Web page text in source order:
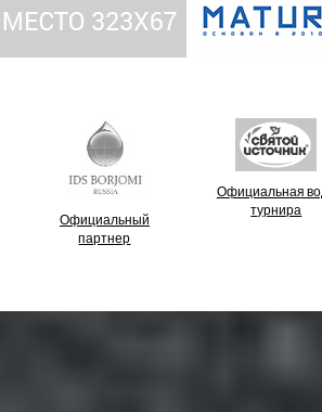
Официальный
партнер
Официальная
турнира